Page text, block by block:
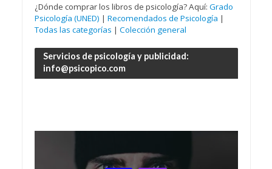
¿Dónde comprar los libros de psicología? Aquí: Grado
Psicología (UNED) | Recomendados de Psicología |
Todas las categorías | Colección general
Servicios de psicología y publicidad:
info@psicopico.com